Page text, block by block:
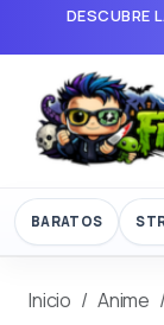
DESCUBRE
BARATOS
Inicio Anime